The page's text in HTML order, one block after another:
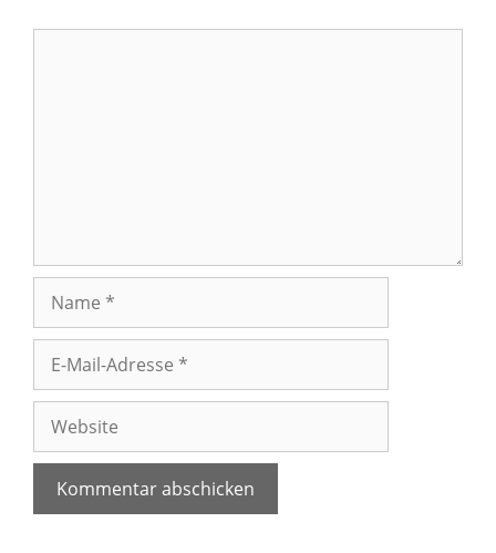
Mail-
Adresse
Website